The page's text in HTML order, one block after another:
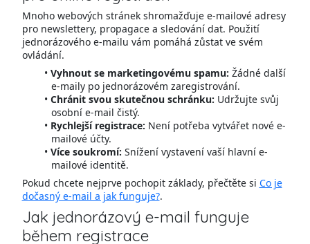
Mnoho webových stránek shromažďuje e-mailové adresy
pro newslettery, propagace a sledování dat. Použití
jednorázového e-mailu vám pomáhá zůstat ve svém
ovládání.
Vyhnout se marketingovému spamu: Žádné další
e-maily po jednorázovém zaregistrování.
Chránit svou skutečnou schránku: Udržujte svůj
osobní e-mail čistý.
Rychlejší registrace: Není potřeba vytvářet nové e-
mailové účty.
Více soukromí: Snížení vystavení vaší hlavní e-
mailové identitě.
Pokud chcete nejprve pochopit základy, přečtěte si Co je
dočasný e-mail a jak funguje?.
Jak jednorázový e-mail funguje
během registrace